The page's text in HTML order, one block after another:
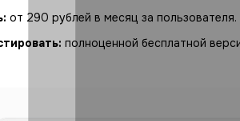
от 290 рублей в месяц за
полноценной бесплатной